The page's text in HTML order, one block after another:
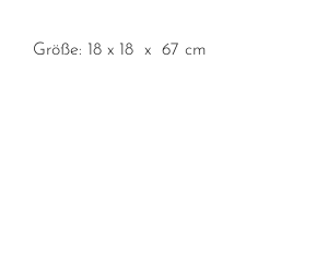
Größe: 18 x 18 x 67 cm